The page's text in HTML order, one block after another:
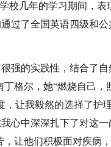
校几年的学习期间，表
过了全国英语四级和
强的实践性，结合了自
格尔，她“燃烧自己，
，让我毅然的选择了护
心中深深扎下了对这一
让他们积极面对疾病